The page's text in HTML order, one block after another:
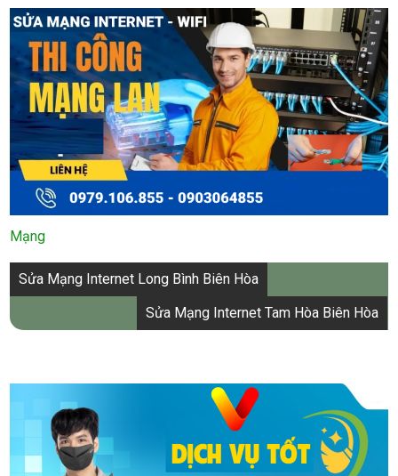
Mạng
Điều
hướng
bài
Sửa Mạng Internet Long Bình Biên Hòa
Sửa Mạng Internet Tam Hòa Biên Hòa